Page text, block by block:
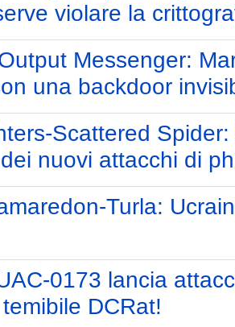
violare la
Messenger:
una backdoor
Scattered
nuovi attacchi di
Turla:
0173 lancia
DCRat!